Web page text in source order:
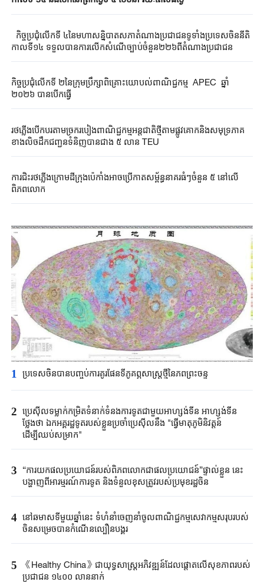
កាលទី១៤ ទទួលបានការលើកសំណើច្បាប់ចំនួន២២៦ពីតំណាងប្រជាជន
កិច្ចប្រជុំលើកទី ២នៃក្រុមប្រឹក្សាពិគ្រោះយោបល់ពាណិជ្ជកម្ម APEC ​ឆ្នាំ​
២០២៦ បាន​បើកធ្វើ​
រថភ្លើងបើកបរតាមច្រករបៀងពាណិជ្ជកម្មអន្តជាតិថ្មីតាមផ្លូវគោកនិងសមុទ្រភាគ
ខាងលិចដឹកជញ្ជូនទំនិញបានជាង ៥ លាន TEU
ការជិះ​រថភ្លើងក្រោម​ដី​ក្រុងប៉េកាំងអាចប្រើកាតសម្ព័ន្ធ​នាគ​រធំៗចំនួន ៥ នៅលើ
ពិភពលោក
1 ប្រទេសចិនបាន​បញ្ចប់ការគូរផែនទី​ភូគព្ភសាស្ត្រ​ថ្មីនៃភពព្រះចន្ទ​​
2 ប្រេស៊ីល​ទម្លាក់កម្រិត​ទំនាក់ទំនង​ការទូត​ជាមួយអាហ្សង់ទីន ​អាហ្សង់ទីន
ថ្លែងថា ​ឯកអគ្គរដ្ឋទូត​របស់ខ្លួន​ប្រចាំប្រេស៊ីលនឹង​ "​ធ្វើមាតុភូមិនិវត្តន៍​
ដើម្បីឈប់​សម្រាក"​
3
“ការយកផលប្រយោជន៍របស់ពិភពលោកជាផលប្រយោជន៍”ផ្ទាល់ខ្លួន នេះ
បង្ហាញពីអារម្មរណ៍ការទូត និងទំនួលខុសត្រូវរបស់ប្រមុខរដ្ឋចិន
4 នៅឆមាសទីមួយឆ្នាំនេះ ទំហំនាំចេញនាំចូលពាណិជ្ជកម្មសេវាកម្មសរុបរបស់
ចិនសម្រេចបានកំណើនល្បឿនបង្គួរ
5
《Healthy China》​ជា​យុទ្ធសាស្ត្រ​អភិវឌ្ឍន៍​ដែលផ្តោត​លើ​សុខភាព​របស់​
ប្រជាជន ​១៤០០ ​លាន​នាក់​​